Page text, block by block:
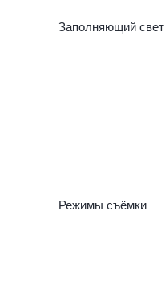
Заполняющий свет
Режимы съёмки